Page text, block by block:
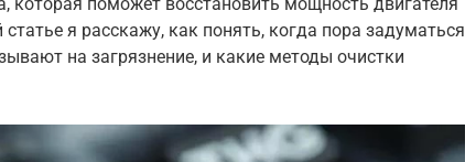
я расскажу, как понять, когда пора задуматься
на загрязнение, и какие методы очистки